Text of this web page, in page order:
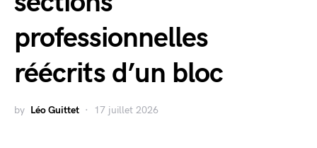
professionnelles
réécrits d’un bloc
by Léo Guittet 17 juillet 2026